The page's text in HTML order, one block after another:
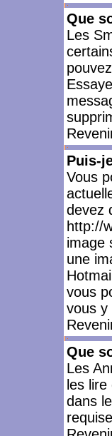
Que
Les
Puis-
Vous
devez
http://
image
une
vous
vous y
Que
Les
les
dans